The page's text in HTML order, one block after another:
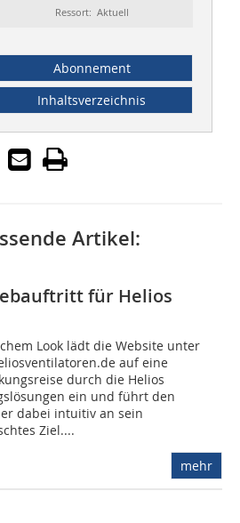
Ressort: Aktuell
Abonnement
Inhaltsverzeichnis
Artikel:
für Helios
Look lädt die Website unter
auf eine
durch die Helios
ein und führt den
dabei intuitiv an sein
Ziel....
mehr